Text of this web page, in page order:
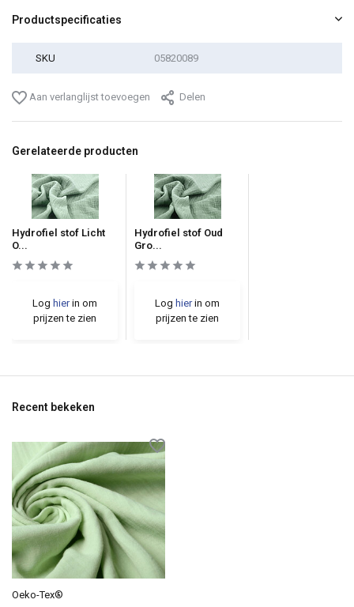
Productspecificaties
SKU 05820089
Aan verlanglijst toevoegen Delen
Gerelateerde producten
Hydrofiel stof Licht
O...
Log hierin om
prijzen te zien
Hydrofiel stof Oud
Gro...
Log hierin om
prijzen te zien
Recent bekeken
Oeko-Tex®